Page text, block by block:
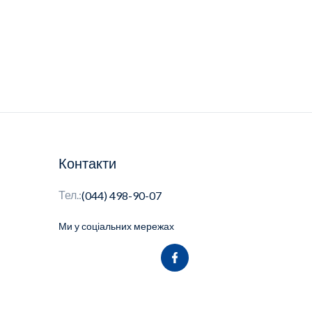
Контакти
Тел.:(044) 498-90-07
Ми у соціальних мережах